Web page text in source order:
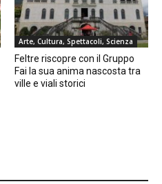
Arte, Cultura, Spettacoli, Scienza
Feltre riscopre con il Gruppo
Fai la sua anima nascosta tra
ville e viali storici